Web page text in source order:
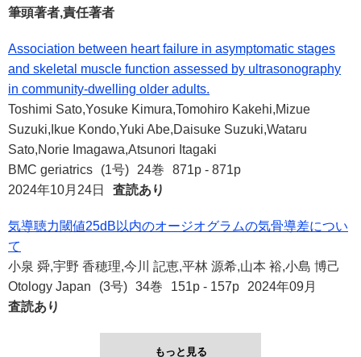
筆頭著者,責任著者
Association between heart failure in asymptomatic stages
and skeletal muscle function assessed by ultrasonography
in community-dwelling older adults.
Toshimi Sato,Yosuke Kimura,Tomohiro Kakehi,Mizue
Suzuki,Ikue Kondo,Yuki Abe,Daisuke Suzuki,Wataru
Sato,Norie Imagawa,Atsunori Itagaki
BMC geriatrics
(1号) 24巻
871p - 871p
2024年10月24日
査読あり
気導聴力閾値25dB以内のオージオグラムの気骨導差につい
て
小泉 舜,宇野 香穂理,今川 記恵,平林 源希,山本 裕,小島 博己
Otology Japan
(3号) 34巻 151p - 157p
2024年09月
査読あり
もっと見る